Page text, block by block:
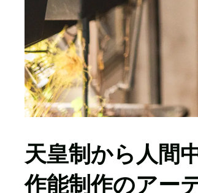
天皇制から人間
作能制作のアー